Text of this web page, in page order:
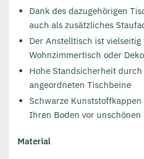
Dank des dazugehörigen
auch als zusätzliches
Der Anstelltisch ist
Wohnzimmertisch oder
Hohe Standsicherheit
angeordneten Tischbeine
Schwarze
Ihren Boden vor unschönen
Material